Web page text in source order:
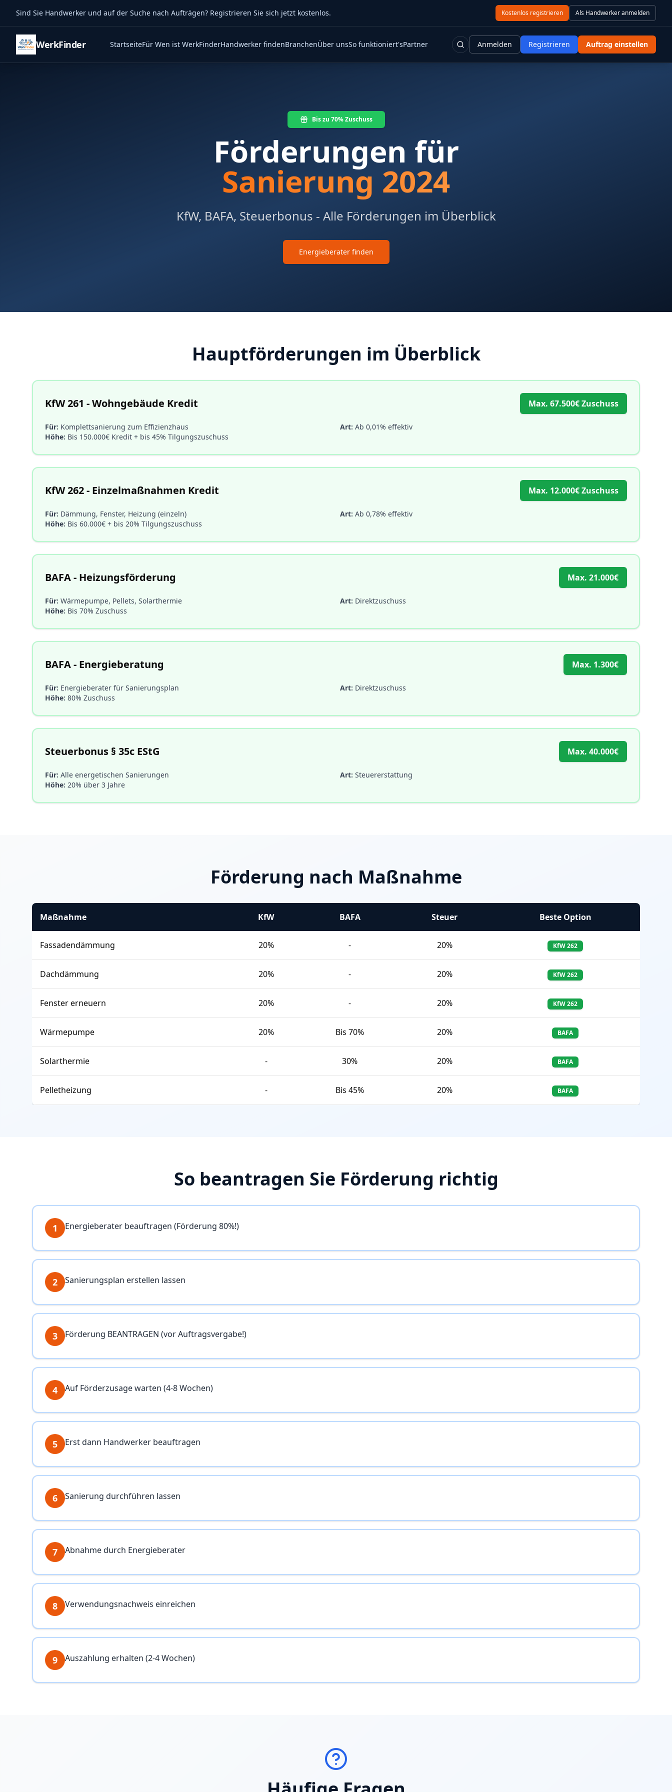
Sind Sie Handwerker und auf der Suche nach Aufträgen? Registrieren Sie sich jetzt kostenlos. Kostenlos registrieren Als Handwerker anmelden
WerkFinder StartseiteFür Wen ist WerkFinderHandwerker findenBranchenÜber unsSo funktioniert'sPartner Anmelden Registrieren Auftrag einstellen
Bis zu 70% Zuschuss
Förderungen für
Sanierung 2024
KfW, BAFA, Steuerbonus - Alle Förderungen im Überblick
Energieberater finden
Hauptförderungen im Überblick
KfW 261 - Wohngebäude Kredit Max. 67.500€ Zuschuss
Für: Komplettsanierung zum Effizienzhaus
Höhe: Bis 150.000€ Kredit + bis 45% Tilgungszuschuss
Art: Ab 0,01% effektiv
KfW 262 - Einzelmaßnahmen Kredit Max. 12.000€ Zuschuss
Für: Dämmung, Fenster, Heizung (einzeln)
Höhe: Bis 60.000€ + bis 20% Tilgungszuschuss
Art: Ab 0,78% effektiv
BAFA - Heizungsförderung Max. 21.000€
Für: Wärmepumpe, Pellets, Solarthermie
Höhe: Bis 70% Zuschuss
Art: Direktzuschuss
BAFA - Energieberatung Max. 1.300€
Für: Energieberater für Sanierungsplan
Höhe: 80% Zuschuss
Art: Direktzuschuss
Steuerbonus § 35c EStG Max. 40.000€
Für: Alle energetischen Sanierungen
Höhe: 20% über 3 Jahre
Art: Steuererstattung
Förderung nach Maßnahme
Maßnahme KfW BAFA Steuer Beste Option
Fassadendämmung 20% - 20% KfW 262
Dachdämmung 20% - 20% KfW 262
Fenster erneuern 20% - 20% KfW 262
Wärmepumpe 20% Bis 70% 20% BAFA
Solarthermie - 30% 20% BAFA
Pelletheizung - Bis 45% 20% BAFA
So beantragen Sie Förderung richtig
1 Energieberater beauftragen (Förderung 80%!)
2 Sanierungsplan erstellen lassen
3 Förderung BEANTRAGEN (vor Auftragsvergabe!)
4 Auf Förderzusage warten (4-8 Wochen)
5 Erst dann Handwerker beauftragen
6 Sanierung durchführen lassen
7 Abnahme durch Energieberater
8 Verwendungsnachweis einreichen
9 Auszahlung erhalten (2-4 Wochen)